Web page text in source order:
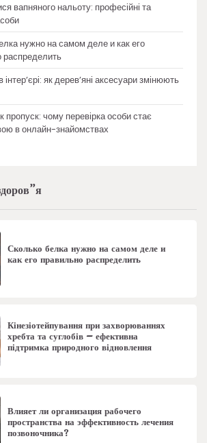
вапняного нальоту: професійні та
нужно на самом деле и как его
распределить
як дерев’яні аксесуари змінюють
пропуск: чому перевірка особи стає
в онлайн-знайомствах
Сколько белка нужно на самом деле и
как его правильно распределить
Кінезіотейпування при захворюваннях
хребта та суглобів – ефективна
підтримка природного відновлення
Влияет ли организация рабочего
пространства на эффективность лечения
позвоночника?